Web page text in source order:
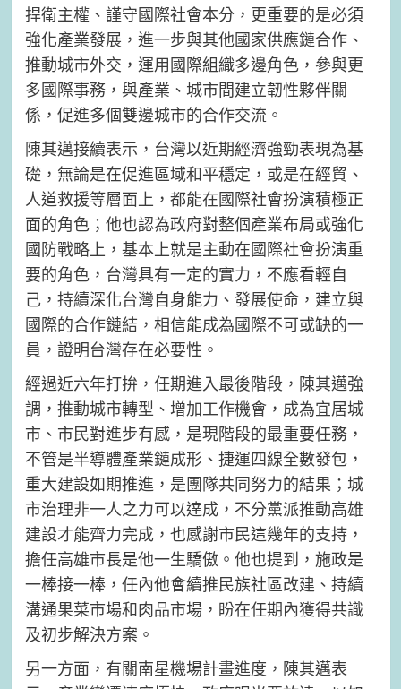
捍衛主權、謹守國際社會本分，更重要的是必須
強化產業發展，進一步與其他國家供應鏈合作、
推動城市外交，運用國際組織多邊角色，參與更
多國際事務，與產業、城市間建立韌性夥伴關
係，促進多個雙邊城市的合作交流。
陳其邁接續表示，台灣以近期經濟強勁表現為基
礎，無論是在促進區域和平穩定，或是在經貿、
人道救援等層面上，都能在國際社會扮演積極正
面的角色；他也認為政府對整個產業布局或強化
國防戰略上，基本上就是主動在國際社會扮演重
要的角色，台灣具有一定的實力，不應看輕自
己，持續深化台灣自身能力、發展使命，建立與
國際的合作鏈結，相信能成為國際不可或缺的一
員，證明台灣存在必要性。
經過近六年打拚，任期進入最後階段，陳其邁強
調，推動城市轉型、增加工作機會，成為宜居城
市、市民對進步有感，是現階段的最重要任務，
不管是半導體產業鏈成形、捷運四線全數發包，
重大建設如期推進，是團隊共同努力的結果；城
市治理非一人之力可以達成，不分黨派推動高雄
建設才能齊力完成，也感謝市民這幾年的支持，
擔任高雄市長是他一生驕傲。他也提到，施政是
一棒接一棒，任內他會續推民族社區改建、持續
溝通果菜市場和肉品市場，盼在任期內獲得共識
及初步解決方案。
另一方面，有關南星機場計畫進度，陳其邁表